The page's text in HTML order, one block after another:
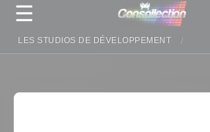
☰
LES STUDIOS DE DÉVELOPPEMENT
Panneau de gestion des cookies